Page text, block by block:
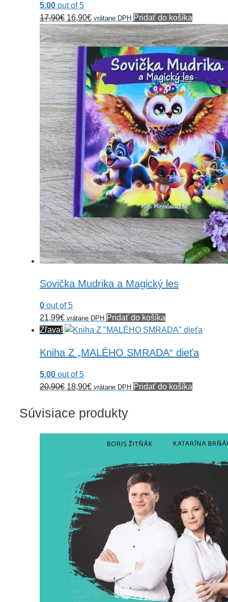
5.00 out of 5
17,90€ Pôvodná
cena
bola:
17,90€.
16,90€Aktuálna
cena
je:
16,90€.
vrátane DPH Pridať do košíka
Sovička Mudrika a Magický les
0 out of 5
21,99€ vrátane DPH Pridať do košíka
Zľava!
Kniha Z „MALÉHO SMRADA“ dieťa
5.00 out of 5
20,90€ Pôvodná
bola:
20,90€.
18,90€Aktuálna
je:
vrátane DPH Pridať do košíka
Súvisiace produkty